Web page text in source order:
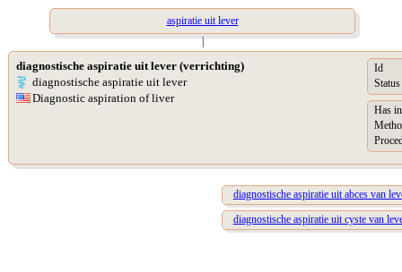
aspiratie uit lever
|
diagnostische aspiratie uit lever (verrichting)
diagnostische aspiratie uit lever
Diagnostic aspiration of liver
Id
Status
Has
diagnostische aspiratie uit abces van
diagnostische aspiratie uit cyste van